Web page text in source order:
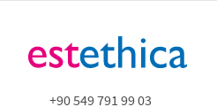
+90 549 791 99 03